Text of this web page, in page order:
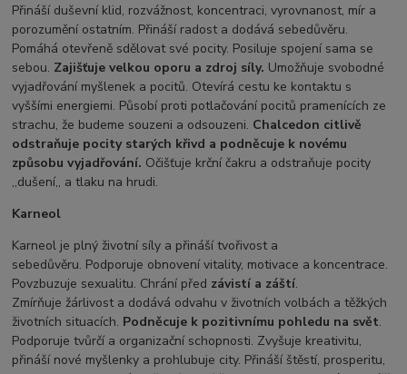
Přináší duševní klid, rozvážnost, koncentraci, vyrovnanost, mír a
porozumění ostatním. Přináší radost a dodává sebedůvěru.
Pomáhá otevřeně sdělovat své pocity. Posiluje spojení sama se
sebou. Zajišťuje velkou oporu a zdroj síly. Umožňuje svobodné
vyjadřování myšlenek a pocitů. Otevírá cestu ke kontaktu s
vyššími energiemi. Působí proti potlačování pocitů pramenících ze
strachu, že budeme souzeni a odsouzeni. Chalcedon citlivě
odstraňuje pocity starých křivd a podněcuje k novému
způsobu vyjadřování. Očišťuje krční čakru a odstraňuje pocity
,,dušení,, a tlaku na hrudi.
Karneol
Karneol je plný životní síly a přináší tvořivost a
sebedůvěru. Podporuje obnovení vitality, motivace a koncentrace.
Povzbuzuje sexualitu. Chrání před závistí a záští.
Zmírňuje žárlivost a dodává odvahu v životních volbách a těžkých
životních situacích. Podněcuje k pozitivnímu pohledu na svět.
Podporuje tvůrčí a organizační schopnosti. Zvyšuje kreativitu,
přináší nové myšlenky a prohlubuje city. Přináší štěstí, prosperitu,